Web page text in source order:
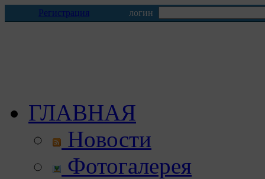
Регистрация логин
ГЛАВНАЯ
Новости
Фотогалерея